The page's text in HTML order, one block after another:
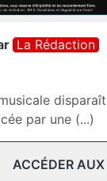
La Rédaction
disparaît
par une (...)
ACCÉDER